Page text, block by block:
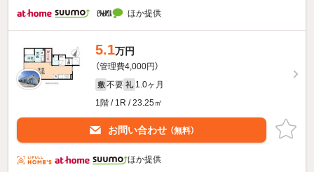
ほか提供
5.1万円
（管理費4,000円）
敷 不要 礼 1.0ヶ月
1階 / 1R / 23.25㎡
お問い合わせ （無料）
ほか提供